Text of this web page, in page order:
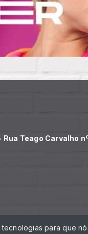
Teago Carvalho
para que